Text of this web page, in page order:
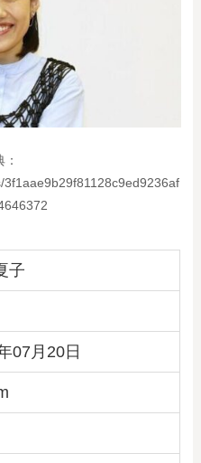
子
07月20日